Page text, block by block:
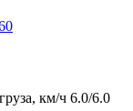
км/ч 6.0/6.0